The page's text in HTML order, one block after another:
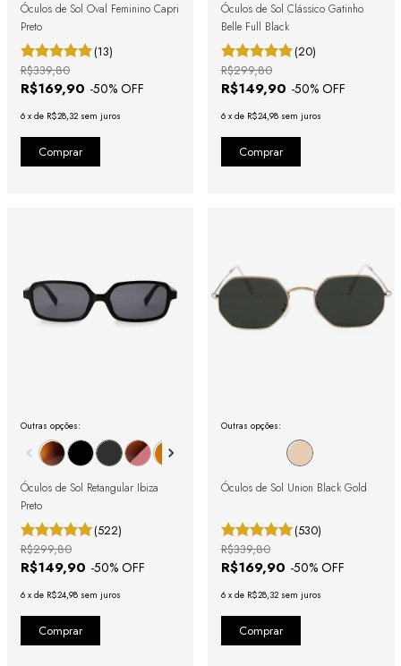
Óculos de Sol Oval Feminino Capri
Preto
(13)
R$169,90 -50% OFF
R$339,80
6 x de R$28,32 sem juros
Óculos de Sol Clássico Gatinho
Belle Full Black
(20)
R$149,90 -50% OFF
R$299,80
6 x de R$24,98 sem juros
Outras opções:
Óculos de Sol Retangular Ibiza
Preto
(522)
R$149,90 -50% OFF
R$299,80
6 x de R$24,98 sem juros
Outras opções:
Óculos de Sol Union Black Gold
(530)
R$169,90 -50% OFF
R$339,80
6 x de R$28,32 sem juros